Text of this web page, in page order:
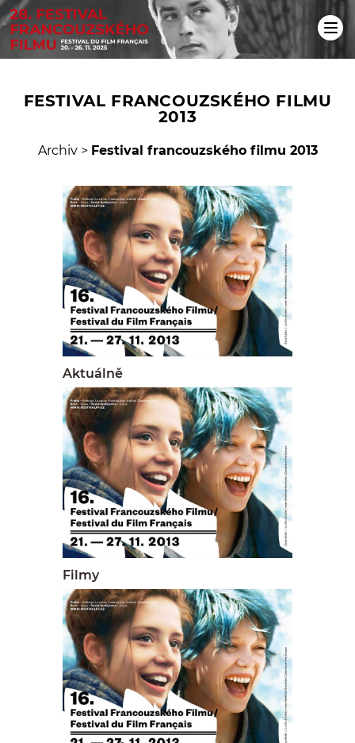
FESTIVAL FRANCOUZSKÉHO FILMU
2013
Archiv> Festival francouzského filmu 2013
Aktuálně
Filmy